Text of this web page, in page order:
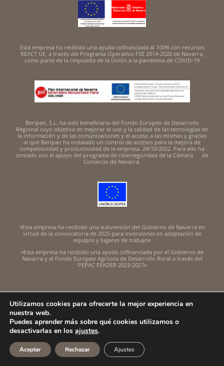
Esta empresa ha recibido una ayuda cofinanciada al 100% con recursos
REACT UE, a través del Programa Operativo FSE 2014-2020 de Navarra,
como parte de la respuesta de la Unión a la pandemia de COVID-19
Beripan, S.L. ha sido beneficiaria del Fondo Europeo de Desarrollo
Regional cuyo objetivo es mejorar el uso y la calidad de las tecnologías de
la información y de las comunicaciones y el acceso a las mismas y gracias
al que Beripan ha instalado un control de accesos para la mejora de
competitividad y productividad de la empresa. 24/10/2022. Para ello ha
contado con el apoyo del programa de ciberseguridad de la Cámara de
Comercio de Navarra.
«Esta empresa ha recibido una subvención del Gobierno de Navarra en
virtud de la convocatoria de 2025 para inversiones en adaptación de
equipos y lugares de trabajo»
«Esta empresa ha recibido una ayuda cofinanciada por el Gobierno de
Navarra y el Fondo Europeo Agrícola de Desarrollo Rural a través del
PEPAC FEADER 2023-2027»
Copyright 2018-22 Antonio Anaut | BERIPAN S.L.
Política de cookies
| Ajustar cookies
Utilizamos cookies para ofrecerte la mejor experiencia en
nuestra web.
Puedes aprender más sobre qué cookies utilizamos o
desactivarlas en los ajustes.
Aceptar Rechazar Ajustes